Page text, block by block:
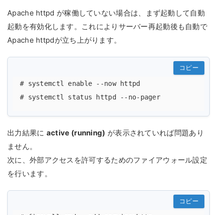
Apache httpd が稼働していない場合は、まず起動して自動
起動を有効化します。これによりサーバー再起動後も自動で
Apache httpdが立ち上がります。
コピー
# systemctl enable --now httpd
# systemctl status httpd --no-pager
出力結果に active (running) が表示されていれば問題あり
ません。
次に、外部アクセスを許可するためのファイアウォール設定
を行います。
コピー